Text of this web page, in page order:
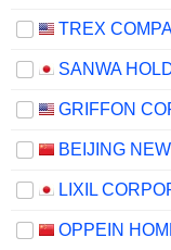
TREX
GRIFFON
LIXIL